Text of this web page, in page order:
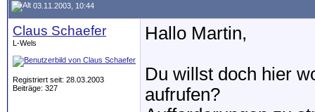
03.11.2003, 10:44
Claus Schaefer
L-Wels
Registriert seit: 28.03.2003
Beiträge: 327
Hallo Martin,
Du willst doch hier
aufrufen?